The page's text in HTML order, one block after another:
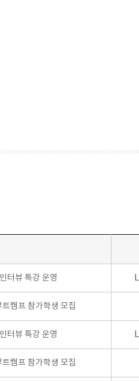
터뷰 특강 운영
캠프 참가학생 모집
터뷰 특강 운영
캠프 참가학생 모집